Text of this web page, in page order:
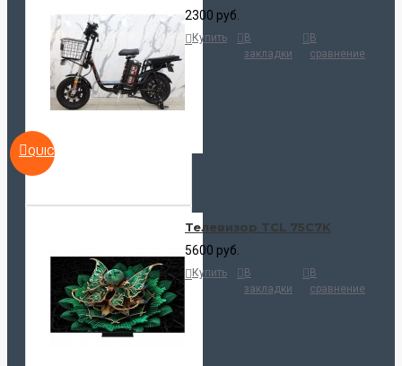
QUICKVIEW
2300 руб.
Купить
В
закладки
В
сравнение
Телевизор TCL 75C7K
5600 руб.
Купить
В
закладки
В
сравнение